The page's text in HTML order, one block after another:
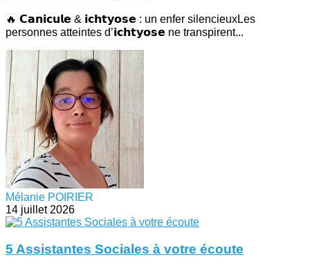
🔥 𝗖𝗮𝗻𝗶𝗰𝘂𝗹𝗲 & 𝗶𝗰𝗵𝘁𝘆𝗼𝘀𝗲 : un enfer silencieuxLes
personnes atteintes d’𝗶𝗰𝗵𝘁𝘆𝗼𝘀𝗲 ne transpirent...
Mélanie POIRIER
14 juillet 2026
5 Assistantes Sociales à votre écoute